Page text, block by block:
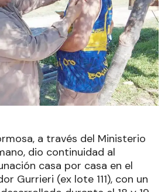
a través del Ministerio
dio continuidad al
casa por casa en el
Gurrieri (ex lote 111), con un